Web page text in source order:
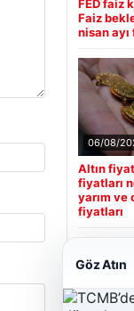
FED faiz
Faiz
nisan ayı
06/08/
Altın
fiyatları
yarım ve
fiyatları
Göz Atın